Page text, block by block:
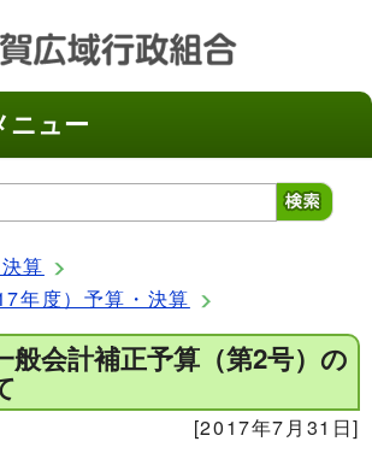
ニュー
算
年度）予算・決算
般会計補正予算（第2号）の
[2017年7月31日]